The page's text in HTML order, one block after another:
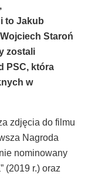
to Jakub
Staroń
zostali
PSC, która
w
zdjęcia do filmu
Nagroda
nominowany
(2019 r.) oraz